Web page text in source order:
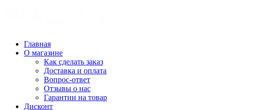
Главная
О магазине
Как сделать заказ
Доставка и оплата
Вопрос-ответ
Отзывы о нас
Гарантии на товар
Дисконт